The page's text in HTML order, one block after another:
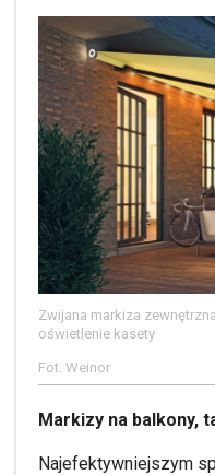
Zwijana markiza
oświetlenie kasety
Fot. Weinor
Markizy na balkony,
Najefektywniejszym